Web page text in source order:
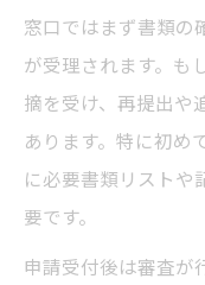
窓口ではまず書類の
が受理されます。も
摘を受け、再提出や
あります。特に初め
に必要書類リストや
要です。
申請受付後は審査が